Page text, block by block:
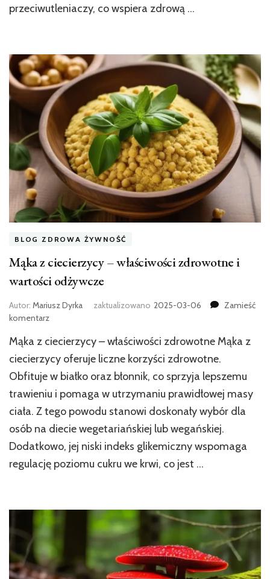
przeciwutleniaczy, co wspiera zdrową …
BLOG ZDROWA ŻYWNOŚĆ
Mąka z ciecierzycy – właściwości zdrowotne i
wartości odżywcze
Autor: Mariusz Dyrka zaktualizowano 2025-03-06
Zamieść
komentarzwe
Mąka
z
ciecierzycy
–
właściwości
i
wartości
odżywcze
Mąka z ciecierzycy – właściwości zdrowotne Mąka z
ciecierzycy oferuje liczne korzyści zdrowotne.
Obfituje w białko oraz błonnik, co sprzyja lepszemu
trawieniu i pomaga w utrzymaniu prawidłowej masy
ciała. Z tego powodu stanowi doskonały wybór dla
osób na diecie wegetariańskiej lub wegańskiej.
Dodatkowo, jej niski indeks glikemiczny wspomaga
regulację poziomu cukru we krwi, co jest …